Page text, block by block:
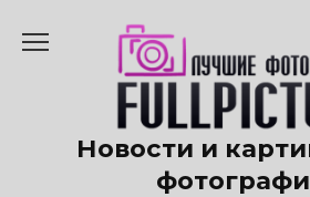
содержанию
Новости и